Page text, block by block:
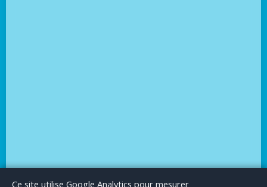
Le BlogPublicité Articles invitésMentions Légales
Ce site utilise Google Analytics pour mesurer